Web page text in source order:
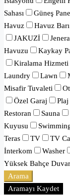
Sahası
Güneş
Havuz
Havuz Barı
JAKUZİ
Havuzu
Kaykay
Kiralama Hizmeti
Laundry
Lawn
Misafir Tuvaleti
Özel Garaj
Plaj
Restoran
Sauna
Kuyusu
Teras
TV TV
İnterkom
Washer
Yüksek Bahçe
Arama
Aramayı Kaydet